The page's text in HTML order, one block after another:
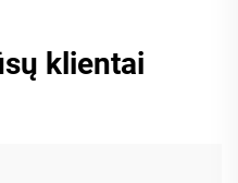
klientai